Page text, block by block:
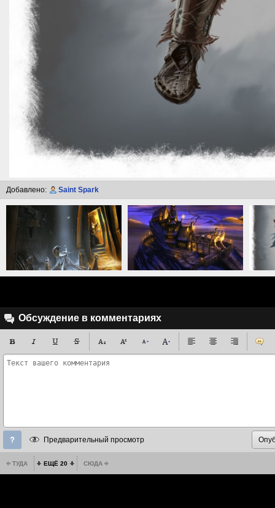
Добавлено: Saint Spark
Обсуждение в комментариях
Предварительный просмотр
ТУДА ЕЩЁ 20 СЮДА